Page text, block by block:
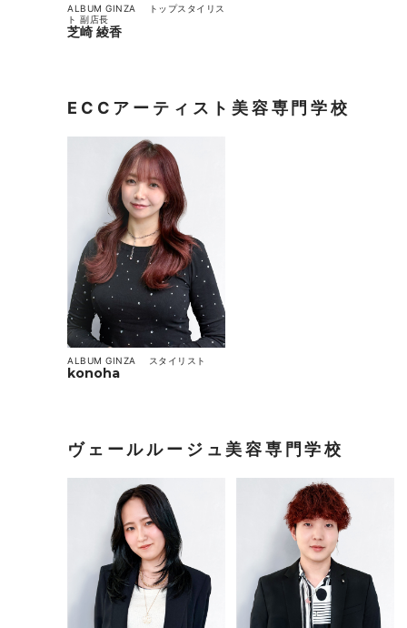
芝崎 綾香
ALBUM GINZA
トップスタイリス
ト副店長
ECCアーティスト美容専門学校
konoha
ALBUM GINZA スタイリスト
ヴェールルージュ美容専門学校